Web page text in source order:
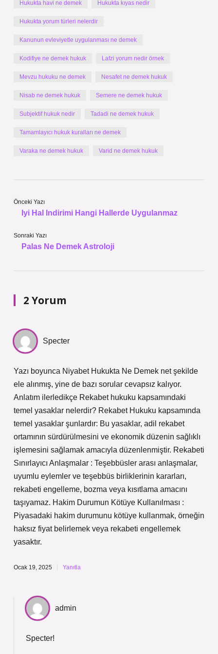
Hukukta havi ne demek Hukukta kıyas nedir
Hukukta yorum türleri nelerdir
Kanunun evleviyetle uygulanması ne demek
Kodifiye ne demek hukuk Lafzi yorum nedir örnek
Mevzu hukuku ne demek Nesafet ne demek hukuk
Nisab ne demek hukuk Semere ne demek hukuk
Subjektif hukuk nedir Tadadi ne demek hukuk
Tamamlayıcı hukuk kuralları ne demek
Varaka ne demek hukuk Varid ne demek hukuk
Önceki Yazı
Iyi Hal Indirimi Hangi Hallerde Uygulanmaz
Sonraki Yazı
Palas Ne Demek Astroloji
2 Yorum
Specter
Yazı boyunca Niyabet Hukukta Ne Demek net şekilde
ele alınmış, yine de bazı sorular cevapsız kalıyor.
Anlatım ilerledikçe Rekabet hukuku kapsamındaki
temel yasaklar nelerdir? Rekabet Hukuku kapsamında
temel yasaklar şunlardır: Bu yasaklar, adil rekabet
ortamının sürdürülmesini ve ekonomik düzenin sağlıklı
işlemesini sağlamak amacıyla düzenlenmiştir. Rekabeti
Sınırlayıcı Anlaşmalar : Teşebbüsler arası anlaşmalar,
uyumlu eylemler ve teşebbüs birliklerinin kararları,
rekabeti engelleme, bozma veya kısıtlama amacını
taşıyamaz. Hakim Durumun Kötüye Kullanılması :
Piyasadaki hakim durumunu kötüye kullanmak, örneğin
haksız fiyat belirlemek veya rekabeti engellemek
yasaktır.
Ocak 19, 2025 Yanıtla
admin
Specter!